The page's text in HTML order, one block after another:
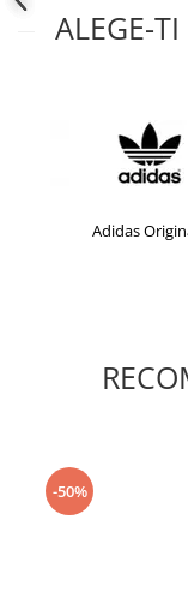
ALEGE-
Adidas
-50%